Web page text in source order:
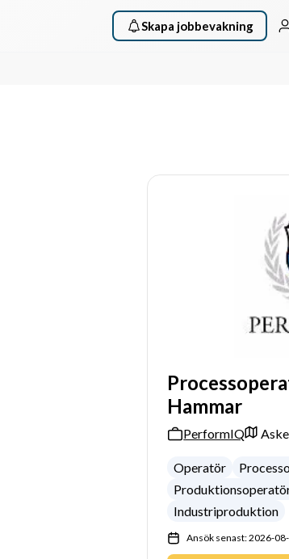
Skapa jobbevakning
Hammar
PerformIQ
Operatör
Industriproduktion
Ansök senast: 2026-